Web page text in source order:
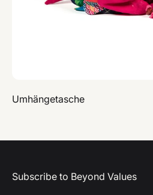
Umhängetasche
Subscribe to Beyond Values